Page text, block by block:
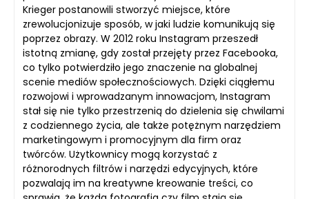
Krieger postanowili stworzyć miejsce, które
zrewolucjonizuje sposób, w jaki ludzie komunikują się
poprzez obrazy. W 2012 roku Instagram przeszedł
istotną zmianę, gdy został przejęty przez Facebooka,
co tylko potwierdziło jego znaczenie na globalnej
scenie mediów społecznościowych. Dzięki ciągłemu
rozwojowi i wprowadzanym innowacjom, Instagram
stał się nie tylko przestrzenią do dzielenia się chwilami
z codziennego życia, ale także potężnym narzędziem
marketingowym i promocyjnym dla firm oraz
twórców. Użytkownicy mogą korzystać z
różnorodnych filtrów i narzędzi edycyjnych, które
pozwalają im na kreatywne kreowanie treści, co